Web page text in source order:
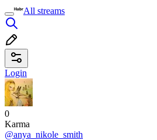
All streams
Login
0
Karma
@anya_nikole_smith